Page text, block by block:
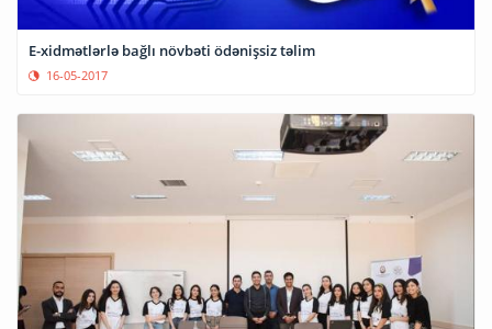
E-xidmətlərlə bağlı növbəti ödənişsiz təlim
16-05-2017